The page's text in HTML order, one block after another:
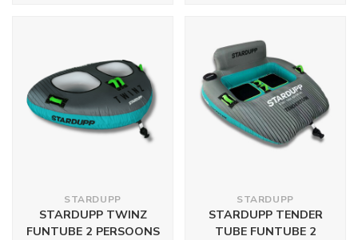
STARDUPP
STARDUPP TWINZ
FUNTUBE 2 PERSOONS
STARDUPP
STARDUPP TENDER
TUBE FUNTUBE 2